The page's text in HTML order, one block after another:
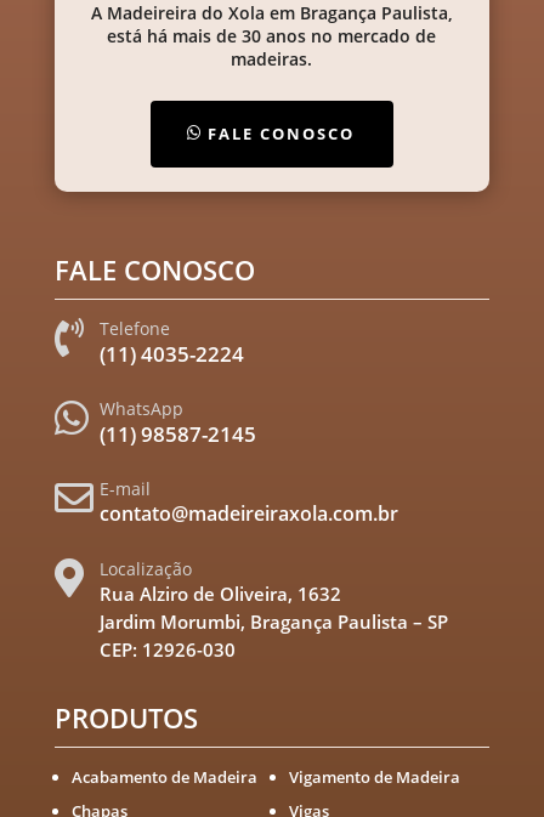
A Madeireira do Xola em Bragança Paulista,
está há mais de 30 anos no mercado de
madeiras.
FALE CONOSCO
FALE CONOSCO
 Telefone
(11) 4035-2224
 WhatsApp
(11) 98587-2145
 E-mail
contato@madeireiraxola.com.br
 Localização
Rua Alziro de Oliveira, 1632
Jardim Morumbi, Bragança Paulista – SP
CEP: 12926-030
PRODUTOS
Acabamento de Madeira
Chapas
Vigamento de Madeira
Vigas